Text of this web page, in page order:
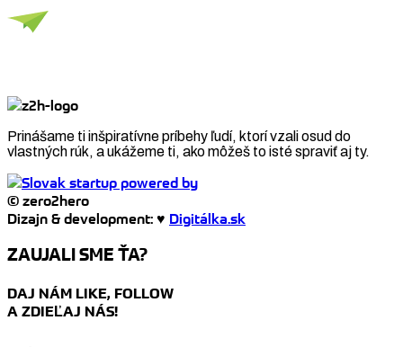
Prinášame ti inšpiratívne príbehy ľudí, ktorí vzali osud do
vlastných rúk, a ukážeme ti, ako môžeš to isté spraviť aj ty.
© zero2hero
Dizajn & development: ♥ Digitálka.sk
ZAUJALI SME ŤA?
DAJ NÁM LIKE, FOLLOW
A ZDIEĽAJ NÁS!